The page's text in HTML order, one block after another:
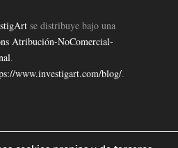
se distribuye bajo una
Atribución-NoComercial-
.
www.investigart.com/blog/.